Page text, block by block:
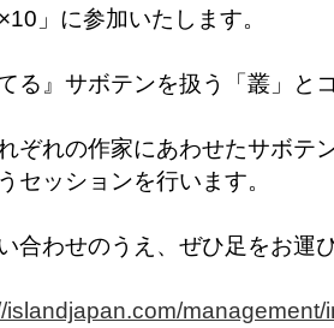
」に参加いたします。
てる』サボテンを扱う「叢」
れぞれの作家にあわせたサボテ
セッションを行います。
合わせのうえ、ぜひ足をお運
islandjapan.com/